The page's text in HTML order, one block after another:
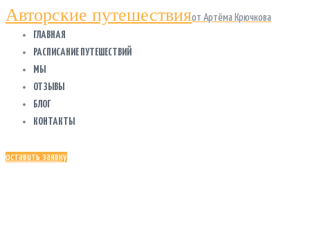
Авторские путешествияот Артёма Крючкова
ГЛАВНАЯ
РАСПИСАНИЕ ПУТЕШЕСТВИЙ
МЫ
ОТЗЫВЫ
БЛОГ
КОНТАКТЫ
оставить заявку